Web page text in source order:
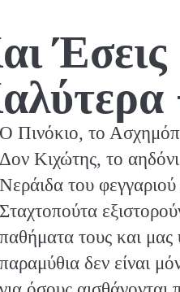
Έσεις
Ο Πινόκιο, το
Δον Κιχώτης, το
Νεράιδα του
Σταχτοπούτα
παθήματα τους και μας
παραμύθια δεν είναι